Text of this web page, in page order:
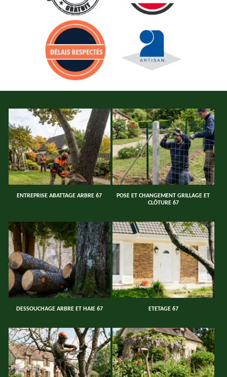
ENTREPRISE ABATTAGE ARBRE 67
POSE ET CHANGEMENT GRILLAGE ET
CLÔTURE 67
DESSOUCHAGE ARBRE ET HAIE 67 ETETAGE 67